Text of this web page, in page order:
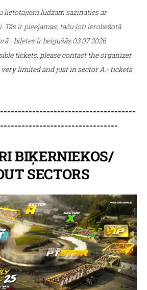
lietotājiem lūdzam sazināties ar
ir pieejamas, taču ļoti ierobežotā
biļetes ir beigušās 03.07.2026
tickets, please contact the organizer
limited and just in sector A.- tickets
BIĶERNIEKOS/
SECTORS